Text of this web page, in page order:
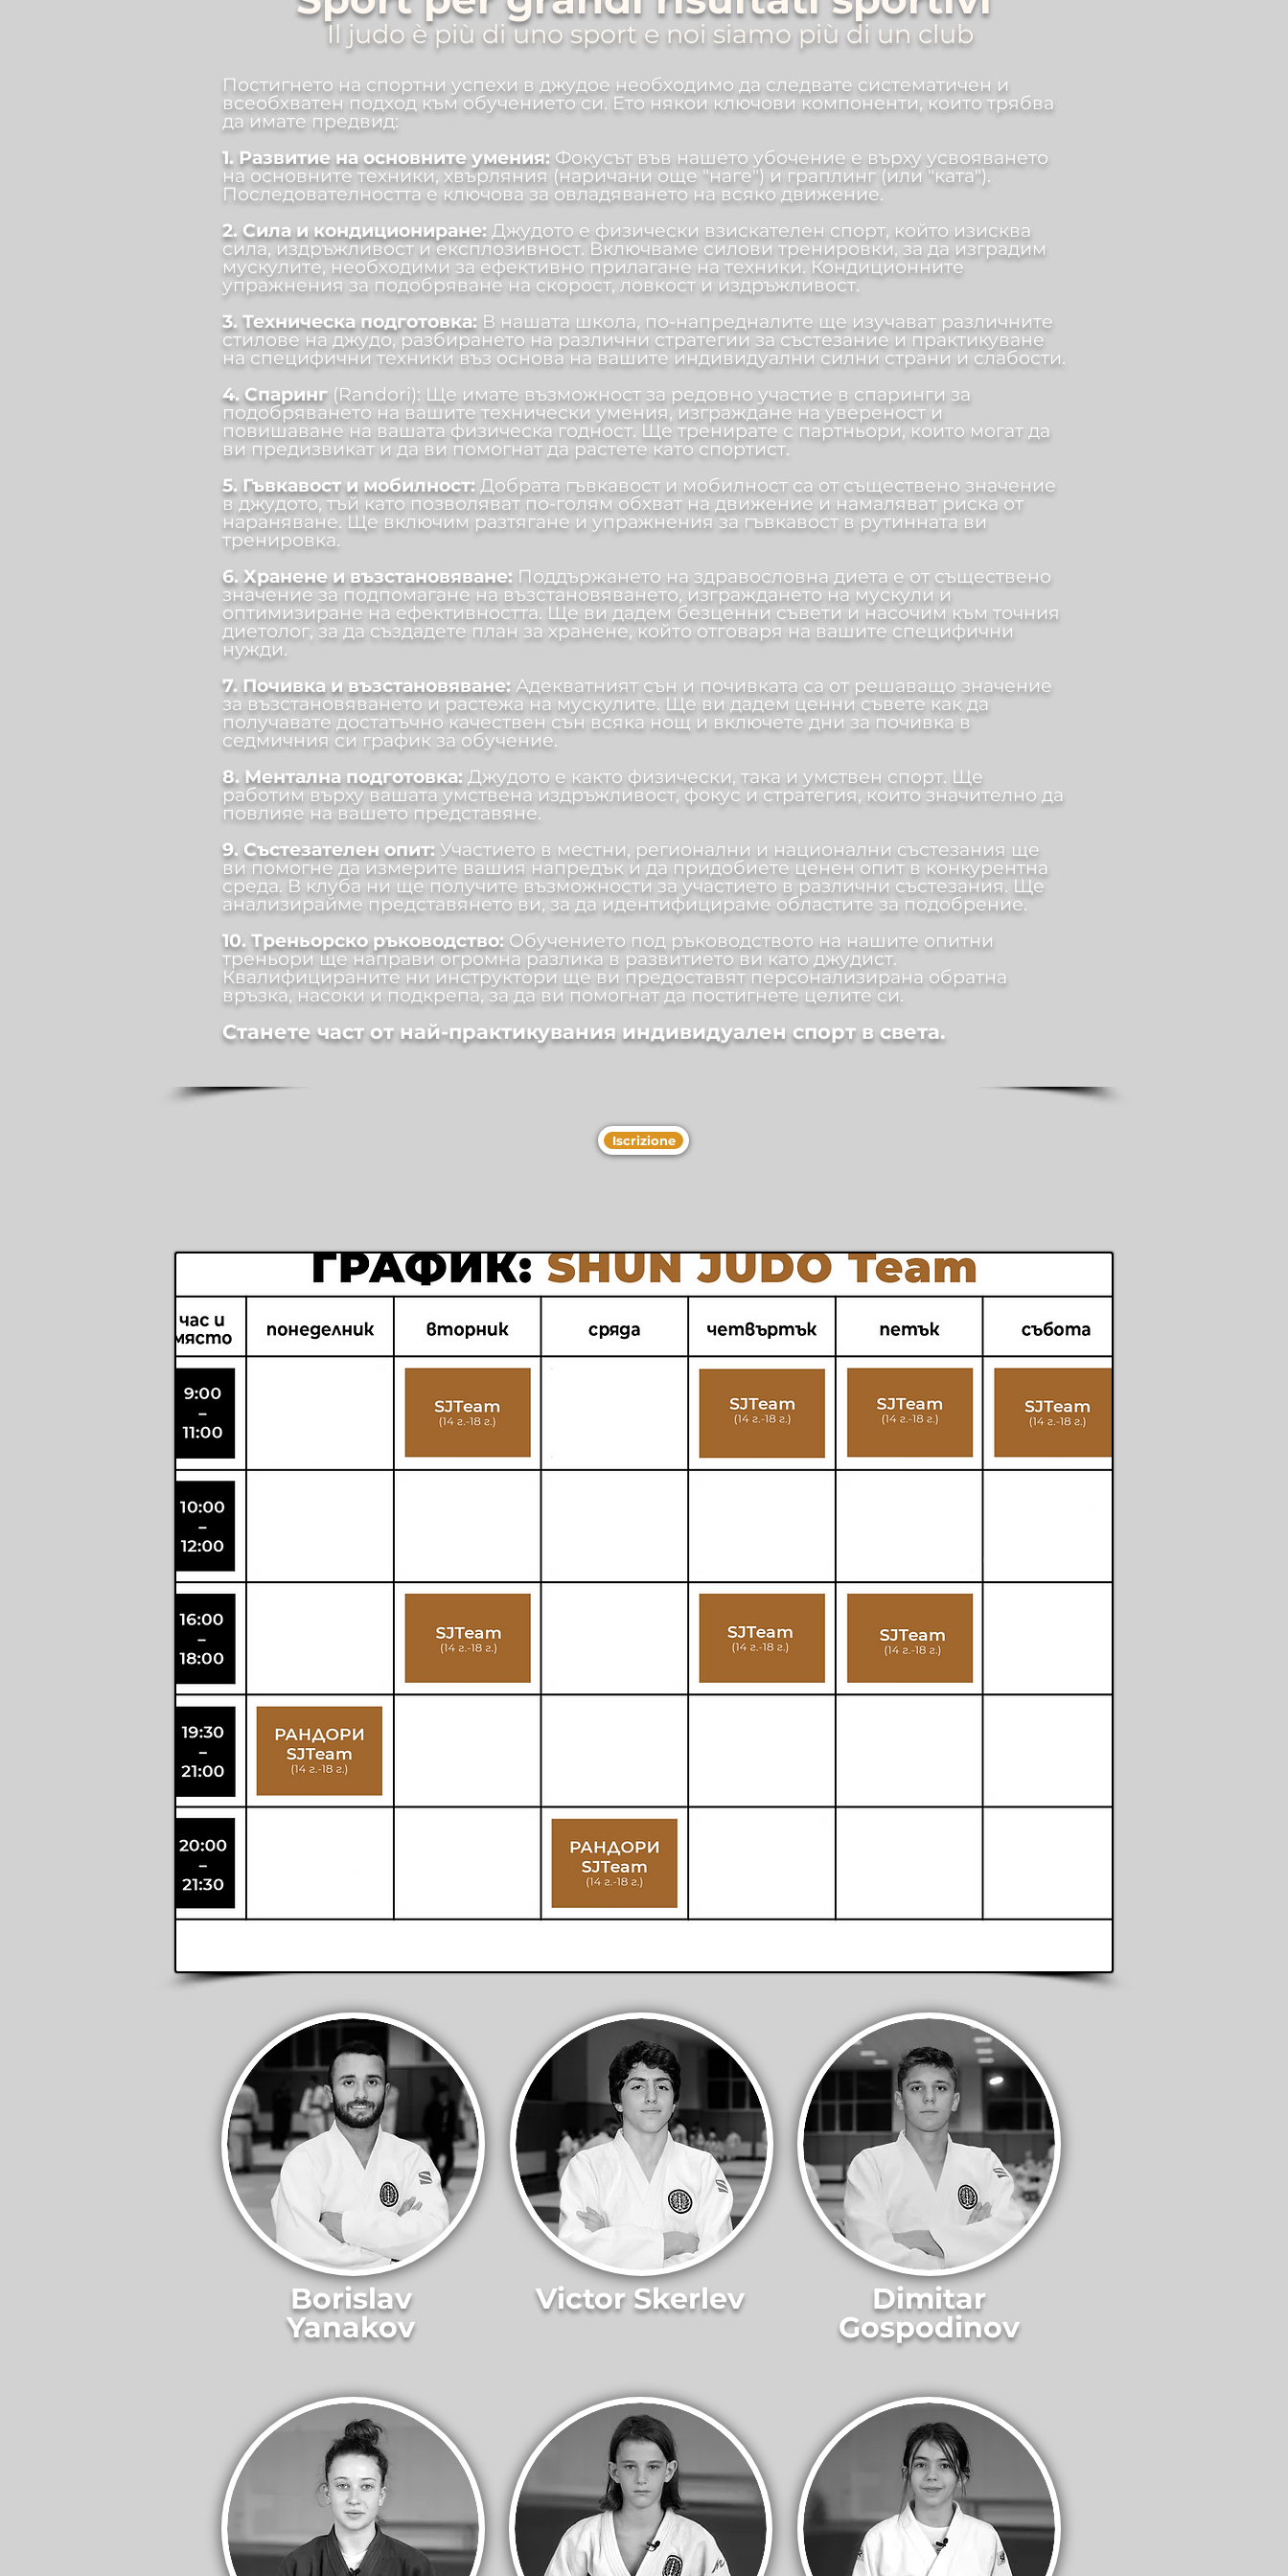
Il judo è più di uno sport e noi siamo più di un club
Постигнето на спортни успехи в джудое необходимо да следвате систематичен и
всеобхватен подход към обучението си. Ето някои ключови компоненти, които трябва
да имате предвид:
1. Развитие на основните умения: Фокусът във нашето убочение е върху усвояването
на основните техники, хвърляния (наричани още "наге") и граплинг (или "ката").
Последователността е ключова за овладяването на всяко движение.
2. Сила и кондициониране: Джудото е физически взискателен спорт, който изисква
сила, издръжливост и експлозивност. Включваме силови тренировки, за да изградим
мускулите, необходими за ефективно прилагане на техники. Кондиционните
упражнения за подобряване на скорост, ловкост и издръжливост.
3. Техническа подготовка: В нашата школа, по-напредналите ще изучават различните
стилове на джудо, разбирането на различни стратегии за състезание и практикуване
на специфични техники въз основа на вашите индивидуални силни страни и слабости.
4. Спаринг (Randori): Ще имате възможност за редовно участие в спаринги за
подобряването на вашите технически умения, изграждане на увереност и
повишаване на вашата физическа годност. Ще тренирате с партньори, които могат да
ви предизвикат и да ви помогнат да растете като спортист.
5. Гъвкавост и мобилност: Добрата гъвкавост и мобилност са от съществено значение
в джудото, тъй като позволяват по-голям обхват на движение и намаляват риска от
нараняване. Ще включим разтягане и упражнения за гъвкавост в рутинната ви
тренировка.
6. Хранене и възстановяване: Поддържането на здравословна диета е от съществено
значение за подпомагане на възстановяването, изграждането на мускули и
оптимизиране на ефективността. Ще ви дадем безценни съвети и насочим към точния
диетолог, за да създадете план за хранене, който отговаря на вашите специфични
нужди.
7. Почивка и възстановяване: Адекватният сън и почивката са от решаващо значение
за възстановяването и растежа на мускулите. Ще ви дадем ценни съвете как да
получавате достатъчно качествен сън всяка нощ и включете дни за почивка в
седмичния си график за обучение.
8. Ментална подготовка: Джудото е както физически, така и умствен спорт. Ще
работим върху вашата умствена издръжливост, фокус и стратегия, които значително да
повлияе на вашето представяне.
9. Състезателен опит: Участието в местни, регионални и национални състезания ще
ви помогне да измерите вашия напредък и да придобиете ценен опит в конкурентна
среда. В клуба ни ще получите възможности за участието в различни състезания. Ще
анализирайме представянето ви, за да идентифицираме областите за подобрение.
10. Треньорско ръководство: Обучението под ръководството на нашите опитни
треньори ще направи огромна разлика в развитието ви като джудист.
Квалифицираните ни инструктори ще ви предоставят персонализирана обратна
връзка, насоки и подкрепа, за да ви помогнат да постигнете целите си.
Станете част от най-практикувания индивидуален спорт в света.
Iscrizione
Borislav
Yanakov
Victor Skerlev
Dimitar
Gospodinov